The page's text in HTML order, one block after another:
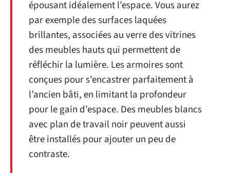
épousant idéalement l’espace. Vous aurez
par exemple des surfaces laquées
brillantes, associées au verre des vitrines
des meubles hauts qui permettent de
réfléchir la lumière. Les armoires sont
conçues pour s’encastrer parfaitement à
l’ancien bâti, en limitant la profondeur
pour le gain d’espace. Des meubles blancs
avec plan de travail noir peuvent aussi
être installés pour ajouter un peu de
contraste.